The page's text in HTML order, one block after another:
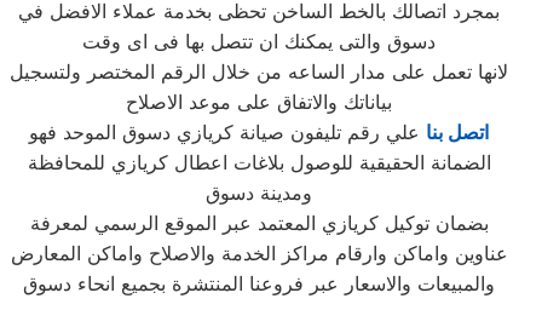
بمجرد اتصالك بالخط الساخن تحظى بخدمة عملاء الافضل في
دسوق والتى يمكنك ان تتصل بها فى اى وقت
لانها تعمل على مدار الساعه من خلال الرقم المختصر ولتسجيل
بياناتك والاتفاق على موعد الاصلاح
اتصل بنا علي رقم تليفون صيانة كريازي دسوق الموحد فهو
الضمانة الحقيقية للوصول بلاغات اعطال كريازي للمحافظة
ومدينة دسوق
بضمان توكيل كريازي المعتمد عبر الموقع الرسمي لمعرفة
عناوين واماكن وارقام مراكز الخدمة والاصلاح واماكن المعارض
والمبيعات والاسعار عبر فروعنا المنتشرة بجميع انحاء دسوق